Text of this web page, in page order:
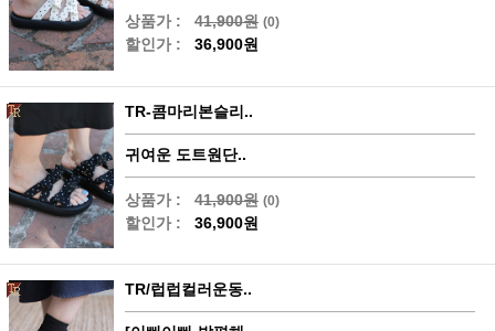
상품가 : 41,900원 (0)
할인가 : 36,900원
TR-콤마리본슬리..
귀여운 도트원단..
상품가 : 41,900원 (0)
할인가 : 36,900원
TR/럽럽컬러운동..